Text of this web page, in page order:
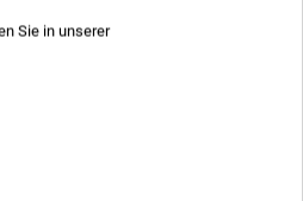
Sie in unserer